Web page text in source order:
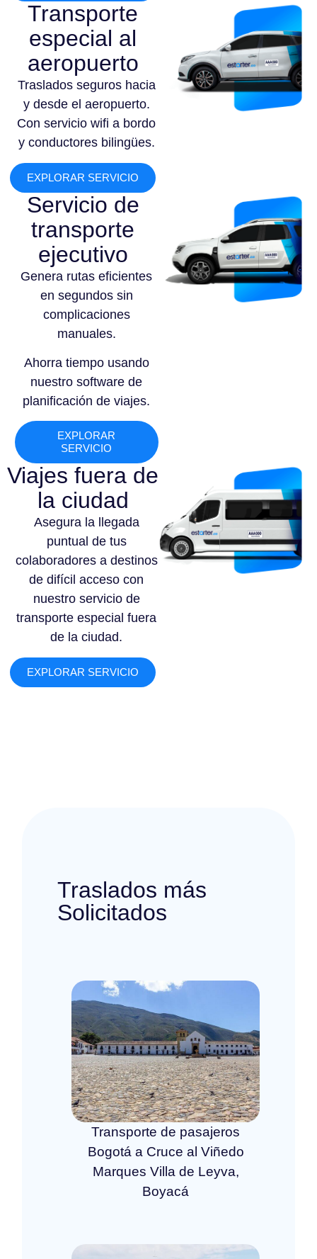
Transporte
especial al
aeropuerto
Traslados seguros hacia
y desde el aeropuerto.
Con servicio wifi a bordo
y conductores bilingües.
EXPLORAR SERVICIO
Servicio de
transporte
ejecutivo
Genera rutas eficientes
en segundos sin
complicaciones
manuales.
Ahorra tiempo usando
nuestro software de
planificación de viajes.
EXPLORAR
SERVICIO
Viajes fuera de
la ciudad
Asegura la llegada
puntual de tus
colaboradores a destinos
de difícil acceso con
nuestro servicio de
transporte especial fuera
de la ciudad.
EXPLORAR SERVICIO
Traslados más
Solicitados
Transporte de pasajeros
Bogotá a Cruce al Viñedo
Marques Villa de Leyva,
Boyacá